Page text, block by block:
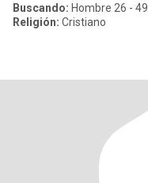
Buscando: Hombre 26 - 49
Religión: Cristiano